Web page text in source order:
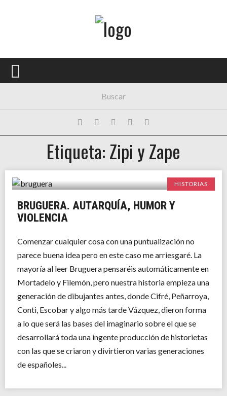
PORTADA
FESTIVALES
EXPOSICIONES
HISTORIAS
Etiqueta: Zipi y Zape
HISTORIAS
BRUGUERA. AUTARQUÍA, HUMOR Y
VIOLENCIA
Comenzar cualquier cosa con una puntualización no
parece buena idea pero en este caso me arriesgaré. La
mayoría al leer Bruguera pensaréis automáticamente en
Mortadelo y Filemón, pero nuestra historia empieza una
generación de dibujantes antes, donde Cifré, Peñarroya,
Conti, Escobar y algo más tarde Vázquez, dieron forma
a lo que será las bases del imaginario sobre el que se
desarrollará toda una ingente producción de historietas
con las que se criaron y divirtieron varias generaciones
de españoles...